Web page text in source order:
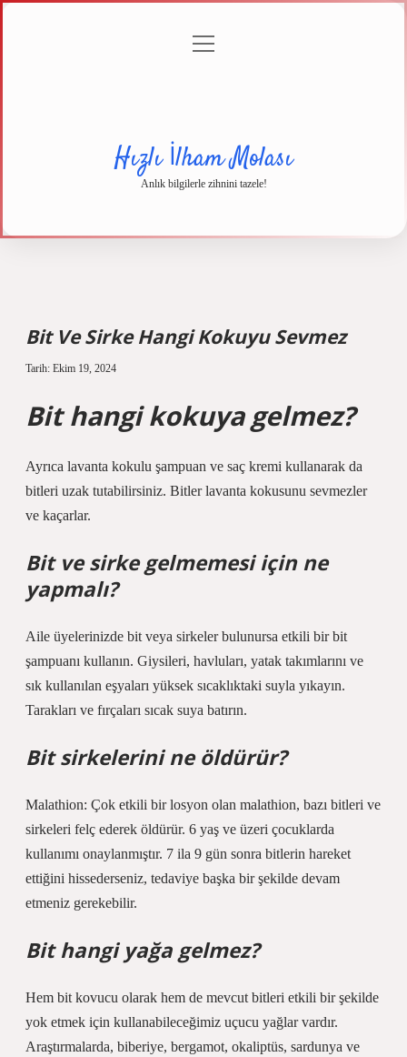
menüyü
Hızlı İlham Molası
Anlık bilgilerle zihnini tazele!
Bit Ve Sirke Hangi Kokuyu Sevmez
Tarih: Ekim 19, 2024
Bit hangi kokuya gelmez?
Ayrıca lavanta kokulu şampuan ve saç kremi kullanarak da
bitleri uzak tutabilirsiniz. Bitler lavanta kokusunu sevmezler
ve kaçarlar.
Bit ve sirke gelmemesi için ne
yapmalı?
Aile üyelerinizde bit veya sirkeler bulunursa etkili bir bit
şampuanı kullanın. Giysileri, havluları, yatak takımlarını ve
sık kullanılan eşyaları yüksek sıcaklıktaki suyla yıkayın.
Tarakları ve fırçaları sıcak suya batırın.
Bit sirkelerini ne öldürür?
Malathion: Çok etkili bir losyon olan malathion, bazı bitleri ve
sirkeleri felç ederek öldürür. 6 yaş ve üzeri çocuklarda
kullanımı onaylanmıştır. 7 ila 9 gün sonra bitlerin hareket
ettiğini hissederseniz, tedaviye başka bir şekilde devam
etmeniz gerekebilir.
Bit hangi yağa gelmez?
Hem bit kovucu olarak hem de mevcut bitleri etkili bir şekilde
yok etmek için kullanabileceğimiz uçucu yağlar vardır.
Araştırmalarda, biberiye, bergamot, okaliptüs, sardunya ve